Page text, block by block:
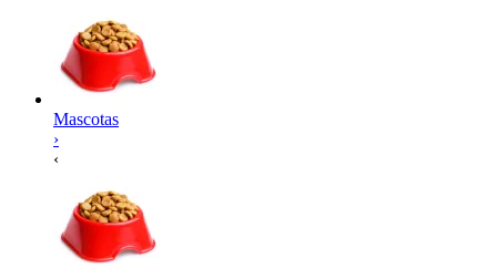
Mascotas
›
‹